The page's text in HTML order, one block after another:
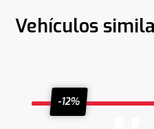
Vehículos
-12%